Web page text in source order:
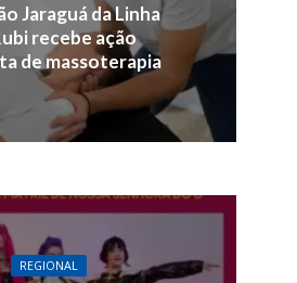
Jaraguá da Linha
recebe ação
de massoterapia
REGIONAL